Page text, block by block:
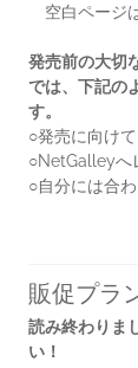
空白ページ
発売前の大切
では、下記の
す。
○発売に向け
○NetGalleyへ
○自分には合
販促プラ
読み終わりま
い！